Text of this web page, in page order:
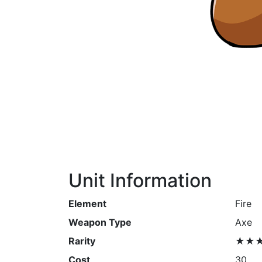
Unit Information
Element
Fire
Weapon Type
Axe
Rarity
Cost
30